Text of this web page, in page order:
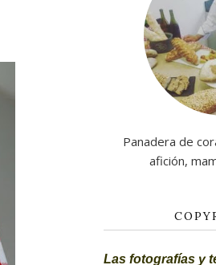
Panadera de
afición,
Las fotografías y